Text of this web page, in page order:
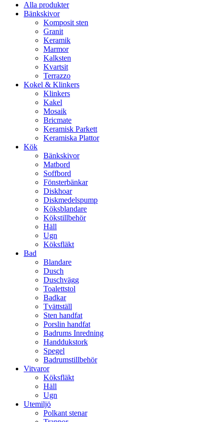
Alla produkter
Bänkskivor
Komposit sten
Granit
Keramik
Marmor
Kalksten
Kvartsit
Terrazzo
Kokel & Klinkers
Klinkers
Kakel
Mosaik
Bricmate
Keramisk Parkett
Keramiska Plattor
Kök
Bänkskivor
Matbord
Soffbord
Fönsterbänkar
Diskhoar
Diskmedelspump
Köksblandare
Kökstillbehör
Häll
Ugn
Köksfläkt
Bad
Blandare
Dusch
Duschvägg
Toalettstol
Badkar
Tvättställ
Sten handfat
Porslin handfat
Badrums Inredning
Handdukstork​
Spegel
Badrumstillbehör
Vitvaror
Köksfläkt
Häll
Ugn
Utemiljö
Polkant stenar